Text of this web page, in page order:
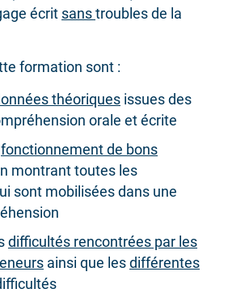
écrit sanstroubles de la
formation sont :
théoriques issues des
orale et écrite
fonctionnement de bons
montrant toutes les
sont mobilisées dans une
difficultés rencontrées par les
ainsi que lesdifférentes